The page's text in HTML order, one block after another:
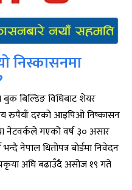
निस्कासनमा
बिल्डिङ विधिबाट शेयर
रुपैयाँ दरको आइपिओ निष्कासन
नेटवर्कले गएको वर्ष ३० असार
नेपाल धितोपत्र बोर्डमा निवेदन
अघि बढाउँदै असोज १९ गते